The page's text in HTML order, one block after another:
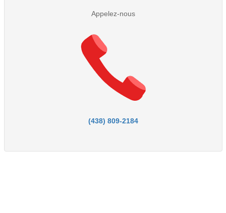
Appelez-nous
(438) 809-2184